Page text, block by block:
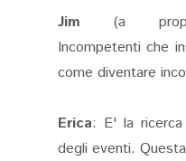
Jim (a
Incompetenti che
come diventare
Erica: E' la ricerca
degli eventi.